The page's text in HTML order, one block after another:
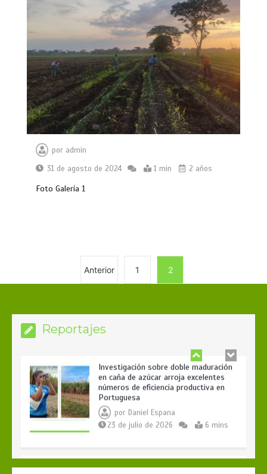
por admin
31 de agosto de 2024
1 min 2 años
Foto Galería 1
Anterior 1 2
Reportajes
Investigación sobre doble maduración
en caña de azúcar arroja excelentes
números de eficiencia productiva en
Portuguesa
porDaniel Espana
23 de julio de 2026
6 mins
En un año el costo de producción de
Investigación sobre doble maduración
porDaniel Espana
En un año el costo de producción de
una hectárea de caña de azúcar
mantenimiento (soca) aumentó 565,92
dólares
por Daniel Espana
31 de julio de 2026
6 mins